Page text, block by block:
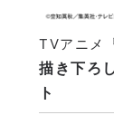
描き下ろ
ト
TVアニメ